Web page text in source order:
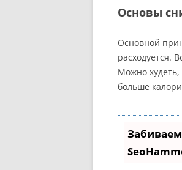
Основы
Основной
расходуется.
Можно худеть,
больше